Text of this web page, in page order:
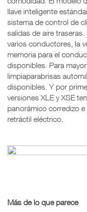
llave inteligente
sistema de control de
salidas de aire
varios conductores, la
memoria para el
disponibles. Para
limpiaparabrisas
disponibles. Y por
versiones XLE y XSE
panorámico corredizo
retráctil eléctrico.
Más de lo que parece